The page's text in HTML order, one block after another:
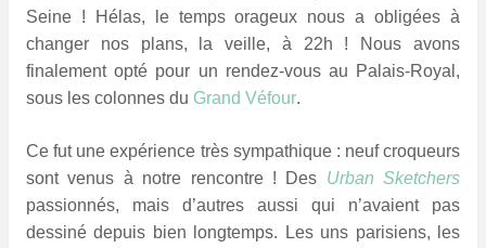
Seine ! Hélas, le temps orageux nous a obligées à
changer nos plans, la veille, à 22h ! Nous avons
finalement opté pour un rendez-vous au Palais-Royal,
sous les colonnes du Grand Véfour.
Ce fut une expérience très sympathique : neuf croqueurs
sont venus à notre rencontre ! Des Urban Sketchers
passionnés, mais d’autres aussi qui n’avaient pas
dessiné depuis bien longtemps. Les uns parisiens, les